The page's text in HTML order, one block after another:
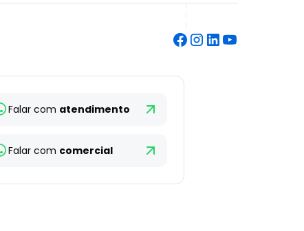
Falar com atendimento
Falar com comercial